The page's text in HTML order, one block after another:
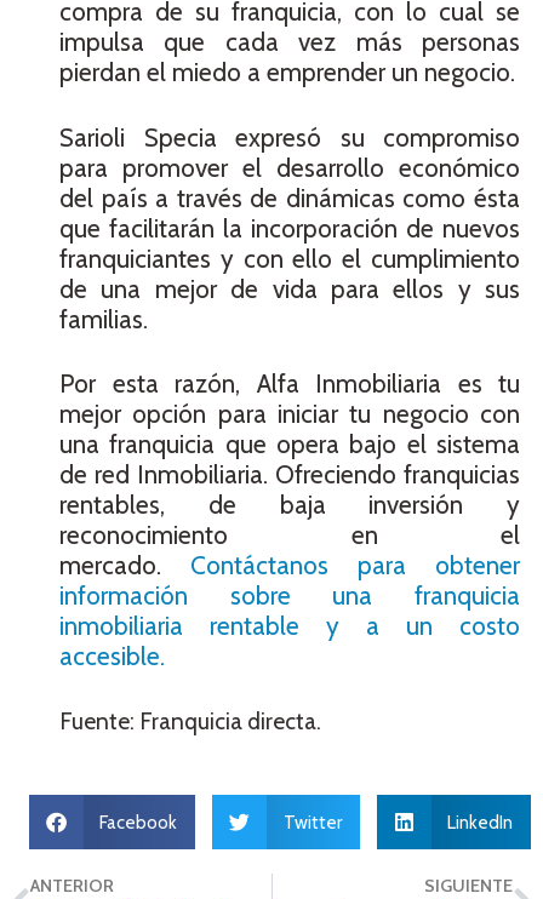
compra de su franquicia, con lo cual se
impulsa que cada vez más personas
pierdan el miedo a emprender un negocio.
Sarioli Specia expresó su compromiso
para promover el desarrollo económico
del país a través de dinámicas como ésta
que facilitarán la incorporación de nuevos
franquiciantes y con ello el cumplimiento
de una mejor de vida para ellos y sus
familias.
Por esta razón, Alfa Inmobiliaria es tu
mejor opción para iniciar tu negocio con
una franquicia que opera bajo el sistema
de red Inmobiliaria. Ofreciendo franquicias
rentables, de baja inversión y
reconocimiento en el
mercado. Contáctanos para obtener
información sobre una franquicia
inmobiliaria rentable y a un costo
accesible.
Fuente: Franquicia directa.
Facebook Twitter LinkedIn
ANTERIOR SIGUIENTE